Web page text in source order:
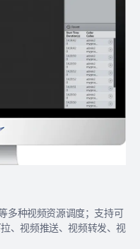
多种视频资源调度；支持可
、视频推送、视频转发、视